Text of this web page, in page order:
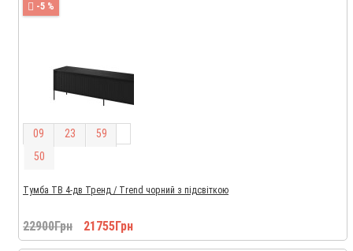
-5 %
09 23 59
49
Тумба ТВ 4-дв Тренд / Trend чорний з підсвіткою
22900Грн 21755Грн